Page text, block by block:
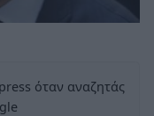
όταν αναζητάς